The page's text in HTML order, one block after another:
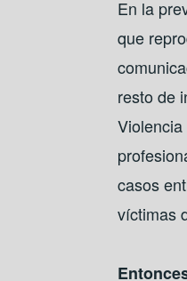
En la
que
resto de
casos
víctimas